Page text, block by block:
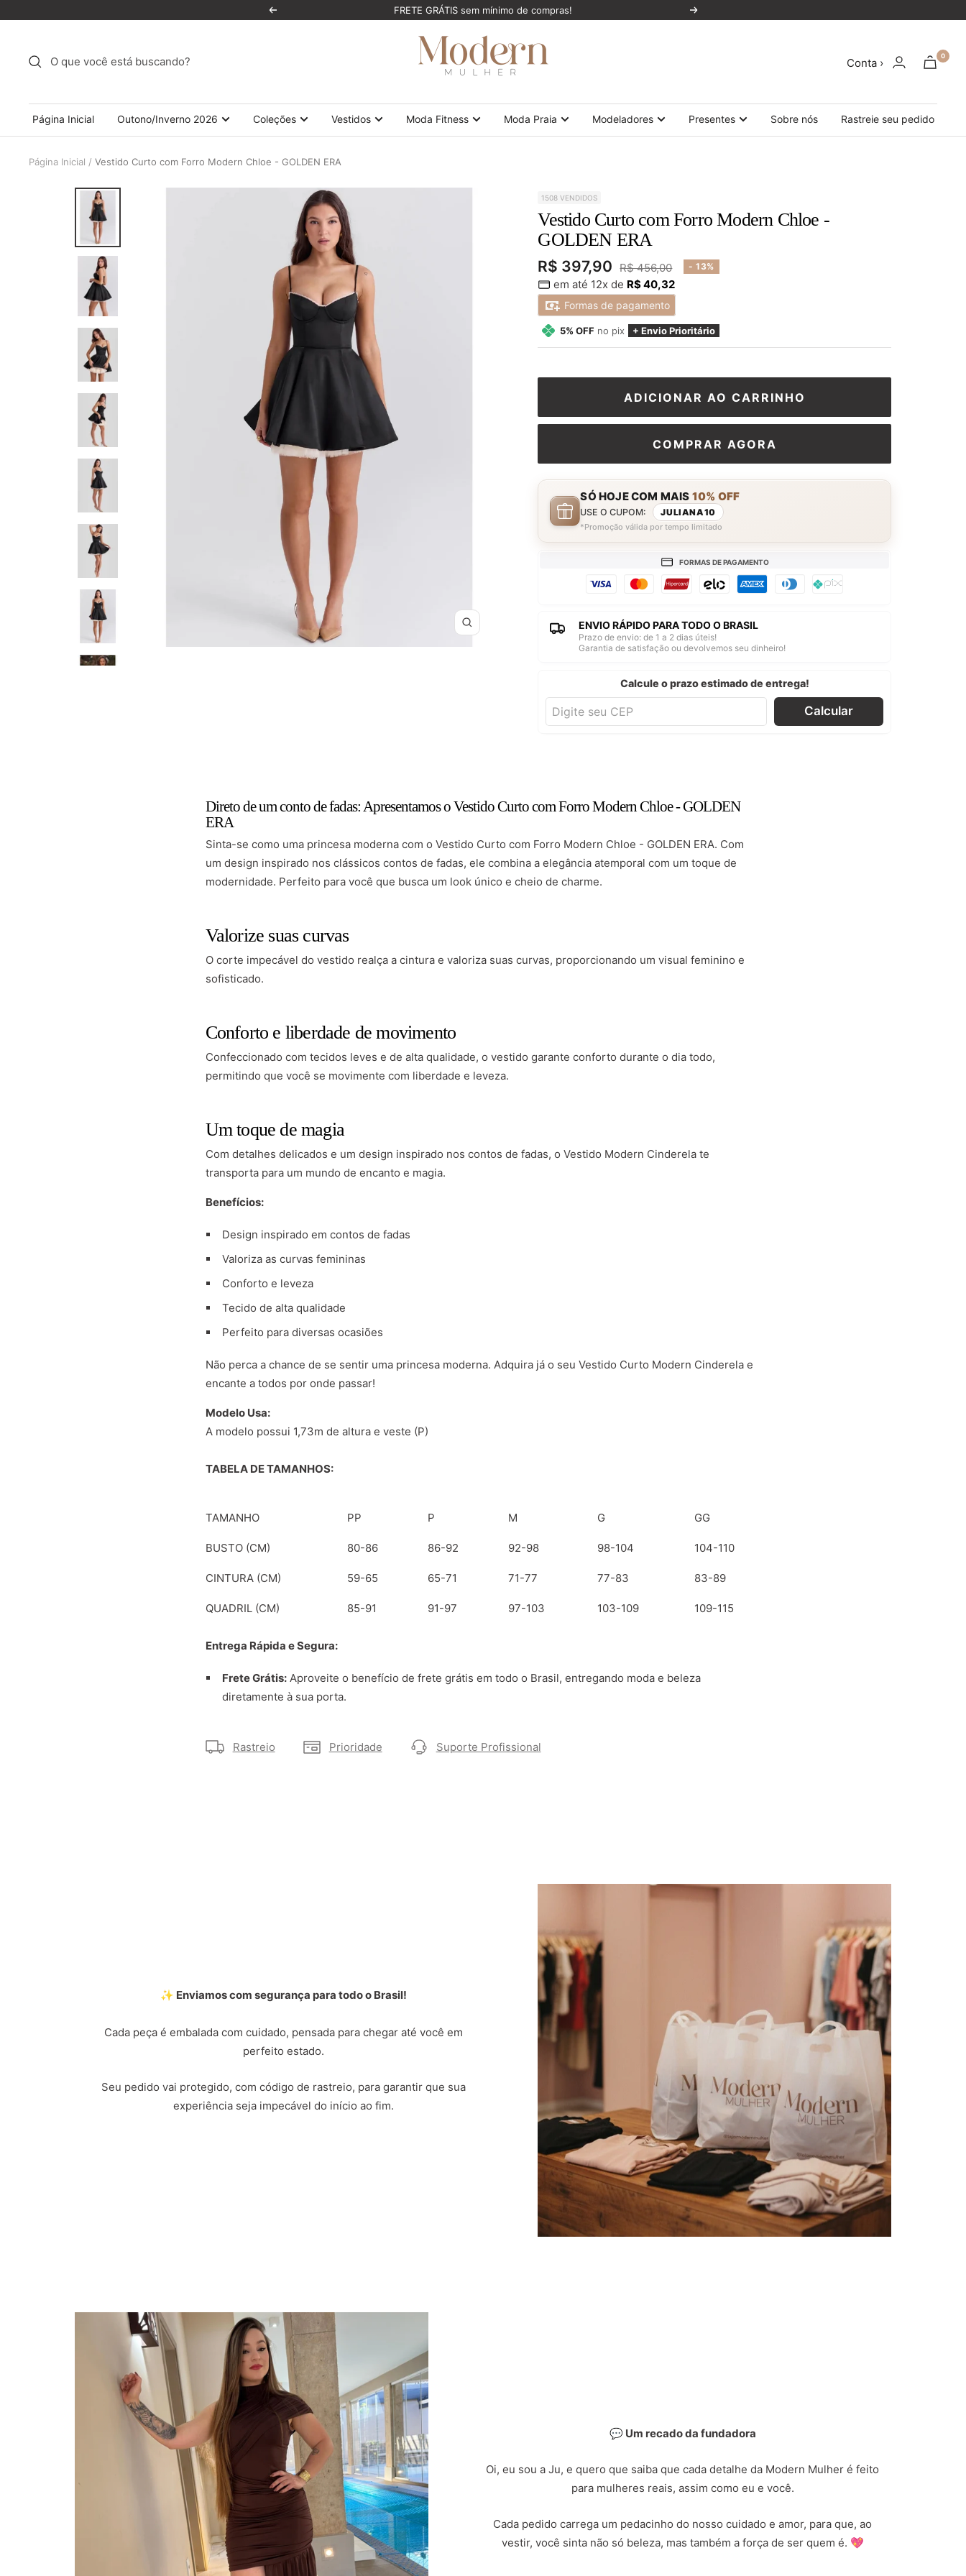
□
conteúdo
Anterior FRETE GRÁTIS sem mínimo de compras! Próxima
ModernMulher
Conta ›
0
Página Inicial Outono/Inverno 2026 Coleções Vestidos Moda Fitness Moda Praia Modeladores Presentes Sobre nós Rastreie seu pedido
Página Inicial Vestido Curto com Forro Modern Chloe - GOLDEN ERA
Zoom
1508 VENDIDOS
Vestido Curto com Forro Modern Chloe -
GOLDEN ERA
Preço
promocional
R$ 397,90 Preço
normal
R$ 456,00 - 13%
em até 12x de R$ 40,32
Formas de pagamento
5% OFF no pix + Envio Prioritário
ADICIONAR AO CARRINHO
COMPRAR AGORA
SÓ HOJE COM MAIS 10% OFF
USE O CUPOM: JULIANA10
*Promoção válida por tempo limitado
FORMAS DE PAGAMENTO
ENVIO RÁPIDO PARA TODO O BRASIL
Prazo de envio: de 1 a 2 dias úteis!
Garantia de satisfação ou devolvemos seu dinheiro!
Calcule o prazo estimado de entrega!
Calcular
Direto de um conto de fadas: Apresentamos o Vestido Curto com Forro Modern Chloe - GOLDEN
ERA
Sinta-se como uma princesa moderna com o Vestido Curto com Forro Modern Chloe - GOLDEN ERA. Com
um design inspirado nos clássicos contos de fadas, ele combina a elegância atemporal com um toque de
modernidade. Perfeito para você que busca um look único e cheio de charme.
Valorize suas curvas
O corte impecável do vestido realça a cintura e valoriza suas curvas, proporcionando um visual feminino e
sofisticado.
Conforto e liberdade de movimento
Confeccionado com tecidos leves e de alta qualidade, o vestido garante conforto durante o dia todo,
permitindo que você se movimente com liberdade e leveza.
Um toque de magia
Com detalhes delicados e um design inspirado nos contos de fadas, o Vestido Modern Cinderela te
transporta para um mundo de encanto e magia.
Benefícios:
Design inspirado em contos de fadas
Valoriza as curvas femininas
Conforto e leveza
Tecido de alta qualidade
Perfeito para diversas ocasiões
Não perca a chance de se sentir uma princesa moderna. Adquira já o seu Vestido Curto Modern Cinderela e
encante a todos por onde passar!
Modelo Usa:
A modelo possui 1,73m de altura e veste (P)
TABELA DE TAMANHOS:
TAMANHO PP P M G GG
BUSTO (CM) 80-86 86-92 92-98 98-104 104-110
CINTURA (CM) 59-65 65-71 71-77 77-83 83-89
QUADRIL (CM) 85-91 91-97 97-103 103-109 109-115
Entrega Rápida e Segura:
Frete Grátis: Aproveite o benefício de frete grátis em todo o Brasil, entregando moda e beleza
diretamente à sua porta.
Rastreio Prioridade Suporte Profissional
✨ Enviamos com segurança para todo o Brasil!
Cada peça é embalada com cuidado, pensada para chegar até você em
perfeito estado.
Seu pedido vai protegido, com código de rastreio, para garantir que sua
experiência seja impecável do início ao fim.
💬 Um recado da fundadora
Oi, eu sou a Ju, e quero que saiba que cada detalhe da Modern Mulher é feito
para mulheres reais, assim como eu e você.
Cada pedido carrega um pedacinho do nosso cuidado e amor, para que, ao
vestir, você sinta não só beleza, mas também a força de ser quem é. 💖